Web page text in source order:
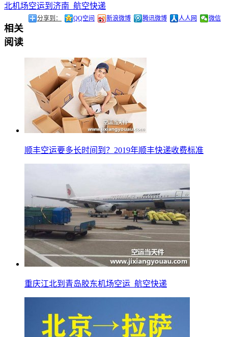
北机场空运到济南_航空快递
分享到： QQ空间 新浪微博 腾讯微博 人人网 微信
相关
阅读
顺丰空运要多长时间到？2019年顺丰快递收费标准
重庆江北到青岛胶东机场空运_航空快递